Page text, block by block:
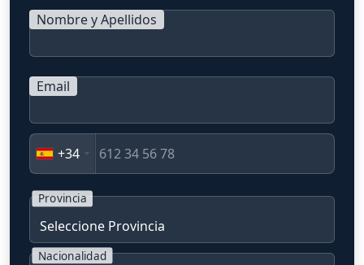
Nombre y Apellidos
Email
+34
Provincia
Nacionalidad